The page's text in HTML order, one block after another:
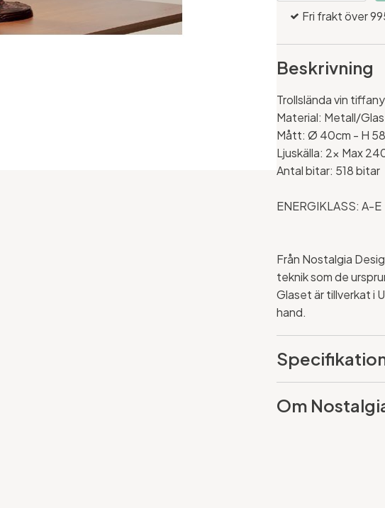
Fri frakt över
Beskrivning
Trollslända vin
Material: Metall/Glas
Mått: Ø 40cm - H
Ljuskälla: 2x Max
Antal bitar: 518 bitar
ENERGIKLASS: A-E
Från Nostalgia
teknik som de
Glaset är tillverkat i
hand.
Om